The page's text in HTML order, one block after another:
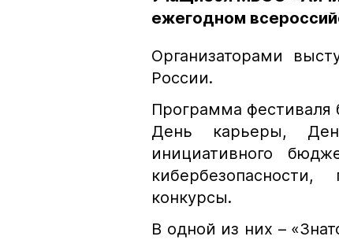
ежегодном
Организаторами
России.
Программа фестиваля
День карьеры,
инициативного
конкурсы.
В одной из них –